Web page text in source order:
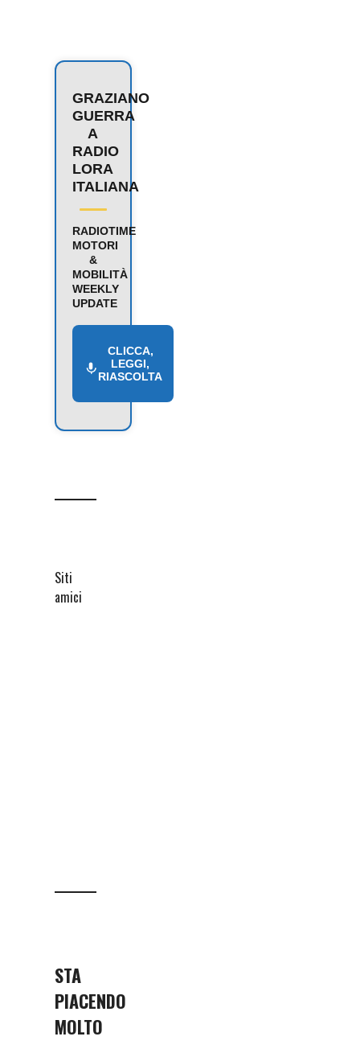
GRAZIANO
GUERRA
A
RADIO
LORA
ITALIANA
RADIOTIME
MOTORI
&
MOBILITÀ
WEEKLY
UPDATE
CLICCA,
LEGGI,
RIASCOLTA
Siti
amici
STA
PIACENDO
MOLTO